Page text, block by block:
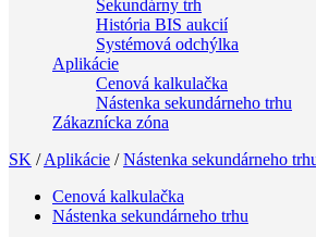
Sekundárny trh
História BIS aukcií
Systémová odchýlka
Aplikácie
Cenová kalkulačka
Nástenka sekundárneho trhu
Zákaznícka zóna
SK / Aplikácie / Nástenka sekundárneho
Cenová kalkulačka
Nástenka sekundárneho trhu